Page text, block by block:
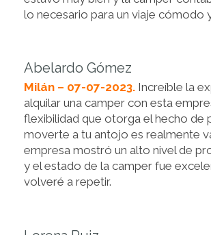
lo necesario para un viaje cómodo
Abelardo Gómez
Milán – 07-07-2023. Increíble la
alquilar una camper con esta
flexibilidad que otorga el hecho de
moverte a tu antojo es realmente
empresa mostró un alto nivel de
y el estado de la camper fue
volveré a repetir.